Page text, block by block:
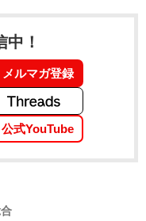
！
メルマガ登録
公式YouTube